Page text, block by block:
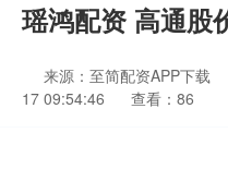
瑶鸿配资 高通股
来源：至简配资APP下载
17 09:54:46
查看：86